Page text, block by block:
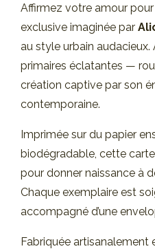
Affirmez votre amour
exclusive imaginée par
au style urbain audacieux.
primaires éclatantes —
création captive par son
contemporaine.
Imprimée sur du papier
biodégradable, cette
pour donner naissance à
Chaque exemplaire est
accompagné d’une
Fabriquée artisanalement